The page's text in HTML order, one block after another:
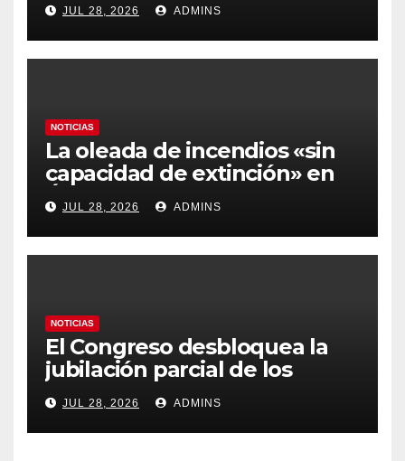
más caros que el año pasado
y los hoteles disparados
JUL 28, 2026 ADMINS
NOTICIAS
La oleada de incendios «sin
capacidad de extinción» en
Ávila y al oeste de Madrid
obliga a declarar la
emergencia nacional
JUL 28, 2026 ADMINS
NOTICIAS
El Congreso desbloquea la
jubilación parcial de los
trabajadores laborales del
sector público
JUL 28, 2026 ADMINS